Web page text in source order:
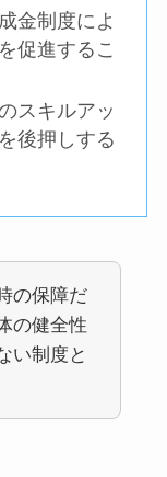
金制度によ
促進するこ
スキルアッ
後押しする
の保障だ
の健全性
い制度と